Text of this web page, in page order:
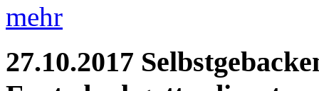
mehr
27.10.2017